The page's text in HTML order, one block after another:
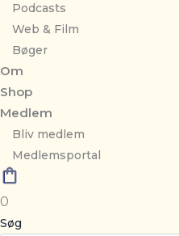
Podcasts
Web & Film
Bøger
Om
Shop
Medlem
Bliv medlem
Medlemsportal
0
Søg